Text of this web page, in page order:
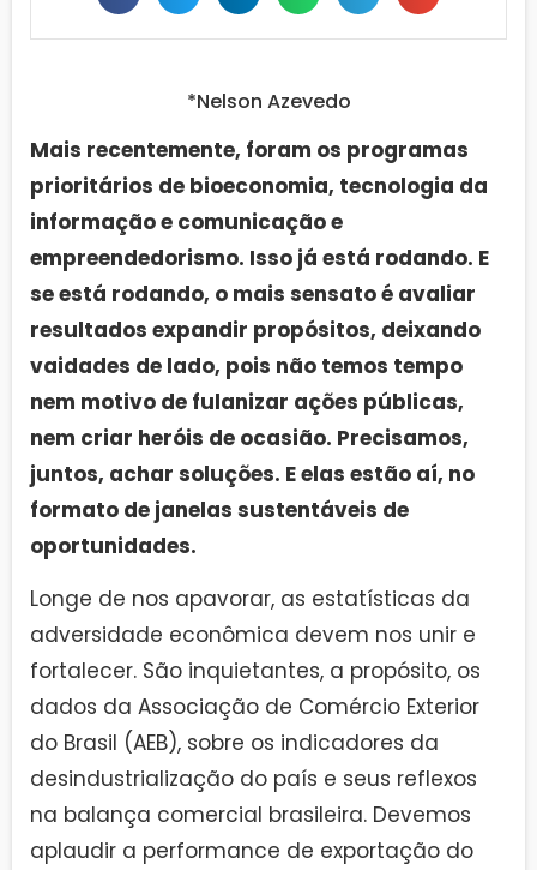
*Nelson Azevedo
Mais recentemente, foram os programas
prioritários de bioeconomia, tecnologia da
informação e comunicação e
empreendedorismo. Isso já está rodando. E
se está rodando, o mais sensato é avaliar
resultados expandir propósitos, deixando
vaidades de lado, pois não temos tempo
nem motivo de fulanizar ações públicas,
nem criar heróis de ocasião. Precisamos,
juntos, achar soluções. E elas estão aí, no
formato de janelas sustentáveis de
oportunidades.
Longe de nos apavorar, as estatísticas da
adversidade econômica devem nos unir e
fortalecer. São inquietantes, a propósito, os
dados da Associação de Comércio Exterior
do Brasil (AEB), sobre os indicadores da
desindustrialização do país e seus reflexos
na balança comercial brasileira. Devemos
aplaudir a performance de exportação do